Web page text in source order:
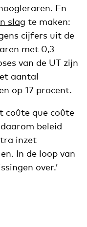
En
slag te maken:
cijfers uit de
met 0,3
van de UT zijn
aantal
op 17 procent.
coûte que coûte
beleid
inzet
In de loop van
over.’